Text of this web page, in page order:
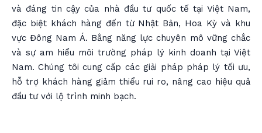
và đáng tin cậy của nhà đầu tư quốc tế tại Việt Nam,
đặc biệt khách hàng đến từ Nhật Bản, Hoa Kỳ và khu
vực Đông Nam Á. Bằng năng lực chuyên mô vững chắc
và sự am hiểu môi trường pháp lý kinh doanh tại Việt
Nam. Chúng tôi cung cấp các giải pháp pháp lý tối ưu,
hỗ trợ khách hàng giảm thiểu rui ro, nâng cao hiệu quả
đầu tư với lộ trình minh bạch.